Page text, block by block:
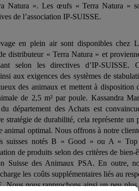
Natura ». Les œufs « Terra Natura »
de l’association IP‑SUISSE.
en plein air sont disponibles chez
distributeur « Terra Natura » et
selon les directives d’IP‑SUISSE.
aux exigences des systèmes de
des animaux et mettent à disposition
de 2,5 m² par poule. Kassandra
département des Achats est
stratégie de durabilité, cela représente un
animal optimal. Nous offrons à notre
suisses notés B « Good » ou A «
de produits selon des critères de bien-
Suisse des Animaux PSA. En outre,
les coûts supplémentaires liés au
Nous nous rapprochons ainsi un peu plus